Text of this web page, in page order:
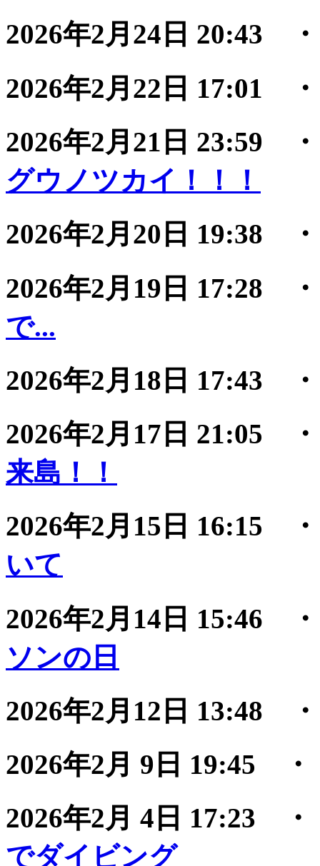
2026年2月24日 20:43
2026年2月22日 17:01
2026年2月21日 23:59
グウノツカイ！！！
2026年2月20日 19:38
2026年2月19日 17:28
で...
2026年2月18日 17:43
2026年2月17日 21:05
来島！！
2026年2月15日 16:15
いて
2026年2月14日 15:46
ソンの日
2026年2月12日 13:48
2026年2月 9日 19:45 ・
2026年2月 4日 17:23 ・
でダイビング